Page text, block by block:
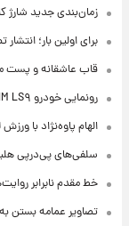
زمان‌بندی جدید شارژ کالابرگ
برای اولین بار؛
قاب عاشقانه و پست
رونمایی خودرو IM LS۹ توسط نیکا موتور ، لوکس ترین شاسی بلند EREV در ایران
الهام پاوه‌نژاد با
سلفی‌های پی‌درپی
خط مقدم نابرابر
تصاویر عمامه بستن